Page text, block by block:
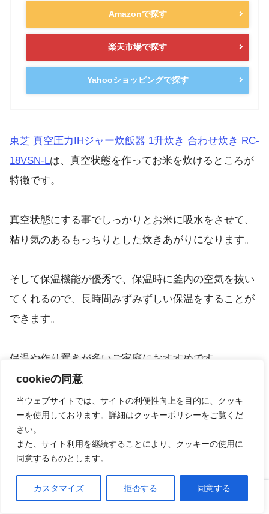
cookieの同意
当ウェブサイトでは、サイトの利便性向上を目的に、クッキ
ーを使用しております。詳細はクッキーポリシーをご覧くだ
さい。
また、サイト利用を継続することにより、クッキーの使用に
同意するものとします。
カスタマイズ 拒否する 同意する
Amazonで探す
楽天市場で探す
Yahooショッピングで探す
東芝 真空圧力IHジャー炊飯器 1升炊き 合わせ炊き RC-
18VSN-Lは、真空状態を作ってお米を炊けるところが
特徴です。
真空状態にする事でしっかりとお米に吸水をさせて、
粘り気のあるもっちりとした炊きあがりになります。
そして保温機能が優秀で、保温時に釜内の空気を抜い
てくれるので、長時間みずみずしい保温をすることが
できます。
保温や作り置きが多いご家庭におすすめです。
【口コミ】音がうるさい??まずい!?東芝 炊飯器の評判
をチェック!!
2026年8月8日
【口コミ】音がうるさい??まずい!?